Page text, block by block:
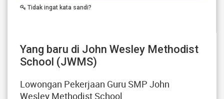
Tidak ingat kata sandi?
Yang baru di John Wesley Methodist
School (JWMS)
Lowongan Pekerjaan Guru SMP John
Wesley Methodist School